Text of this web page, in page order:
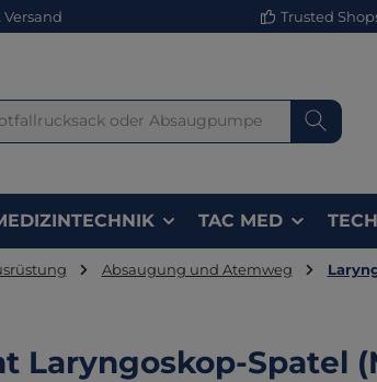
Trusted
TAC MED
Absaugung und Atemweg
Laryngoskop-Spatel